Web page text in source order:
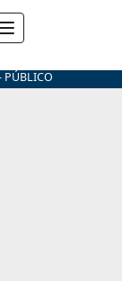
PÚBLICO